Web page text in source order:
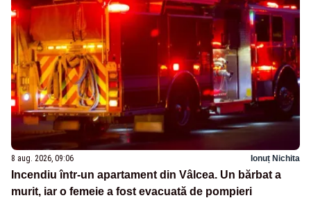
8 aug. 2026, 09:06 Ionuț Nichita
Incendiu într-un apartament din Vâlcea. Un bărbat a
murit, iar o femeie a fost evacuată de pompieri